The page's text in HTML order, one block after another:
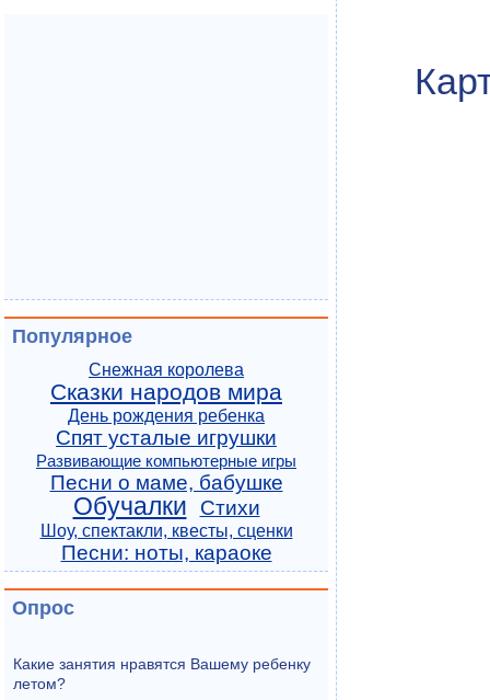
Популярное
Снежная королева
Сказки народов мира
День рождения ребенка
Спят усталые игрушки
Развивающие компьютерные игры
Песни о маме, бабушке
Обучалки Стихи
Шоу, спектакли, квесты, сценки
Песни: ноты, караоке
Опрос
Какие занятия нравятся Вашему ребенку
летом?